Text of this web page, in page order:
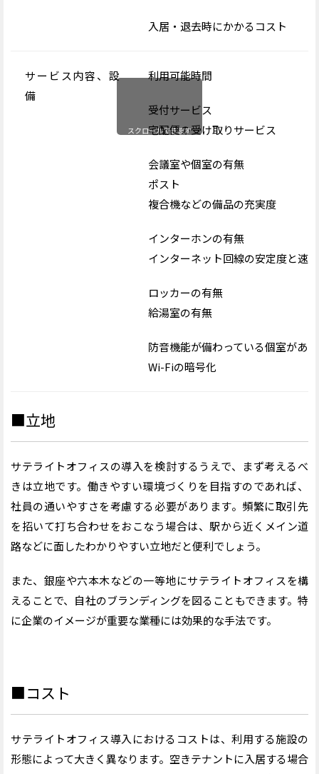
入居・退去時にかかるコスト
サービス内容、設
備
利用可能時間
受付サービス
宅配便の受け取りサービス
会議室や個室の有無
ポスト
複合機などの備品の充実度
インターホンの有無
インターネット回線の安定度と速度
ロッカーの有無
給湯室の有無
防音機能が備わっている個室があ
Wi-Fiの暗号化
スクロールできます
■立地
サテライトオフィスの導入を検討するうえで、まず考えるべ
きは立地です。働きやすい環境づくりを目指すのであれば、
社員の通いやすさを考慮する必要があります。頻繁に取引先
を招いて打ち合わせをおこなう場合は、駅から近くメイン道
路などに面したわかりやすい立地だと便利でしょう。
また、銀座や六本木などの一等地にサテライトオフィスを構
えることで、自社のブランディングを図ることもできます。特
に企業のイメージが重要な業種には効果的な手法です。
■コスト
サテライトオフィス導入におけるコストは、利用する施設の
形態によって大きく異なります。空きテナントに入居する場合